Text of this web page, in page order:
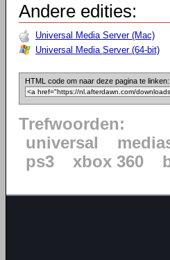
Andere edities:
Universal Media Server (Mac)
Universal Media Server (64-bit)
HTML code om naar deze pagina te linken:
Trefwoorden:
universal
ps3
xbox 360